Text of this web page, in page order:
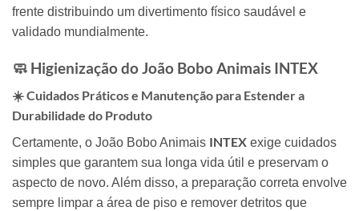
frente distribuindo um divertimento físico saudável e
validado mundialmente.
🧼 Higienização do João Bobo Animais INTEX
☀️ Cuidados Práticos e Manutenção para Estender a
Durabilidade do Produto
Certamente, o João Bobo Animais INTEX exige cuidados
simples que garantem sua longa vida útil e preservam o
aspecto de novo. Além disso, a preparação correta envolve
sempre limpar a área de piso e remover detritos que